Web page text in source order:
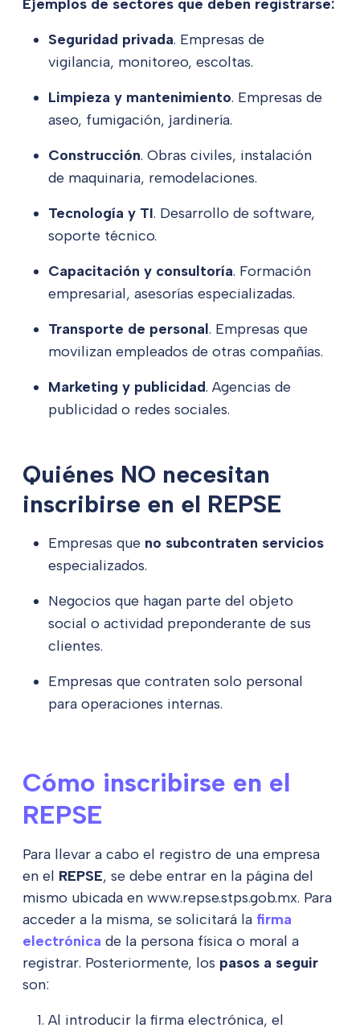
Ejemplos de sectores que deben registrarse:
Seguridad privada. Empresas de
vigilancia, monitoreo, escoltas.
Limpieza y mantenimiento. Empresas de
aseo, fumigación, jardinería.
Construcción. Obras civiles, instalación
de maquinaria, remodelaciones.
Tecnología y TI. Desarrollo de software,
soporte técnico.
Capacitación y consultoría. Formación
empresarial, asesorías especializadas.
Transporte de personal. Empresas que
movilizan empleados de otras compañías.
Marketing y publicidad. Agencias de
publicidad o redes sociales.
Quiénes NO necesitan
inscribirse en el REPSE
Empresas que no subcontraten servicios
especializados.
Negocios que hagan parte del objeto
social o actividad preponderante de sus
clientes.
Empresas que contraten solo personal
para operaciones internas.
Cómo inscribirse en el
REPSE
Para llevar a cabo el registro de una empresa
en el REPSE, se debe entrar en la página del
mismo ubicada en www.repse.stps.gob.mx. Para
acceder a la misma, se solicitará la firma
electrónica de la persona física o moral a
registrar. Posteriormente, los pasos a seguir
son:
Al introducir la firma electrónica, el